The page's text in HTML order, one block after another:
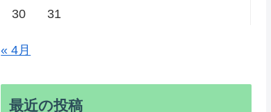
30
31
« 4月
最近の投稿